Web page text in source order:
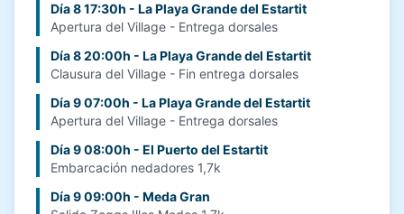
Día 8 17:30h - La Playa Grande del Estartit
Apertura del Village - Entrega dorsales
Día 8 20:00h - La Playa Grande del Estartit
Clausura del Village - Fin entrega dorsales
Día 9 07:00h - La Playa Grande del Estartit
Apertura del Village - Entrega dorsales
Día 9 08:00h - El Puerto del Estartit
Embarcación nedadores 1,7k
Día 9 09:00h - Meda Gran